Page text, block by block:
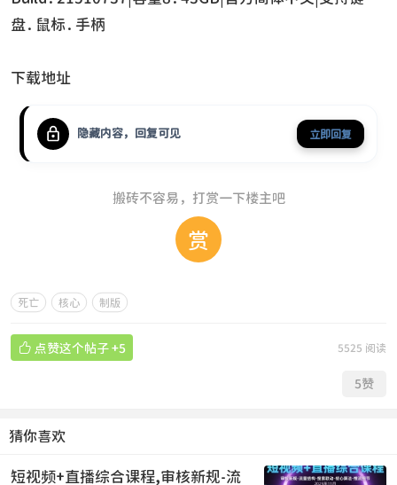
盘.鼠标.手柄
下载地址
隐藏内容，回复可见 立即回复
搬砖不容易，打赏一下楼主吧
赏
死亡 核心 制版
5525 阅读
 点赞这个帖子 +5
5赞
猜你喜欢
短视频+直播综合课程,审核新规-流